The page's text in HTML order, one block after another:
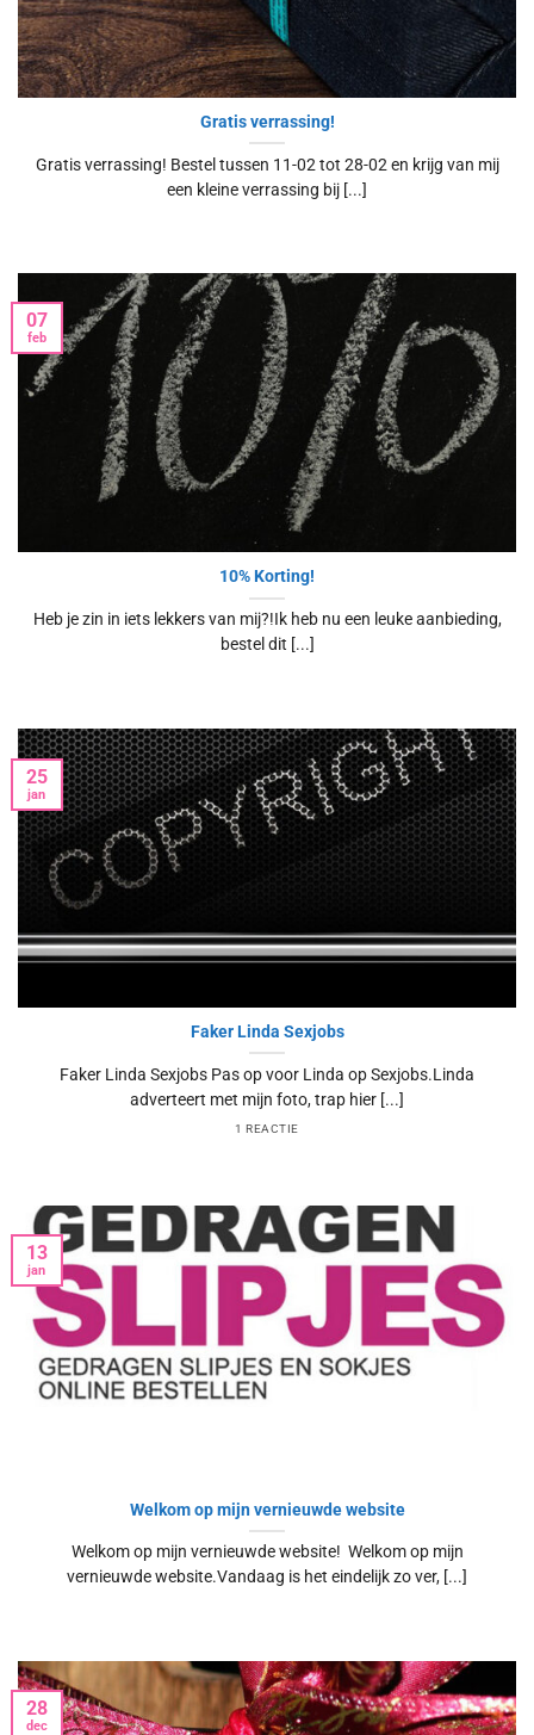
Gratis verrassing!
Gratis verrassing! Bestel tussen 11-02 tot 28-02 en krijg van mij
een kleine verrassing bij [...]
10% Korting!
Heb je zin in iets lekkers van mij?!Ik heb nu een leuke aanbieding,
bestel dit [...]
07
feb
Faker Linda Sexjobs
Faker Linda Sexjobs Pas op voor Linda op Sexjobs.Linda
adverteert met mijn foto, trap hier [...]
1 REACTIE
25
jan
Welkom op mijn vernieuwde website
Welkom op mijn vernieuwde website! Welkom op mijn
vernieuwde website.Vandaag is het eindelijk zo ver, [...]
13
jan
28
dec